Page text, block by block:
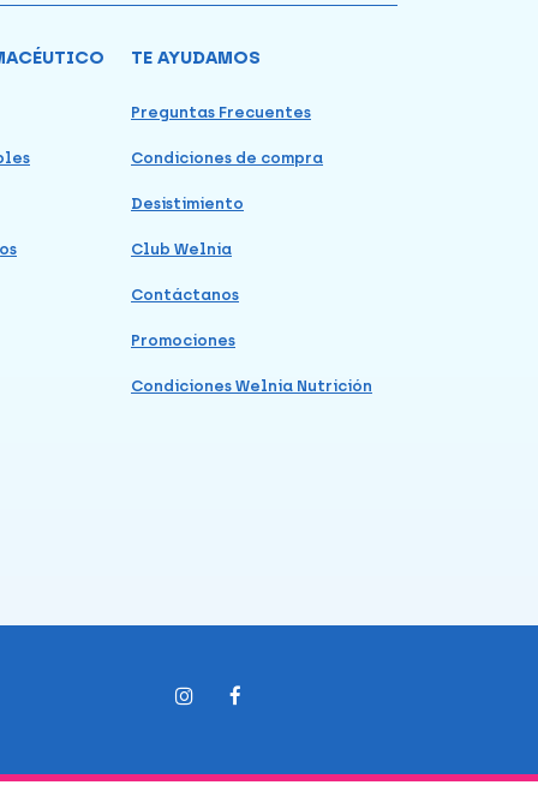
TE AYUDAMOS
Preguntas Frecuentes
Condiciones de compra
Desistimiento
Club Welnia
Contáctanos
Promociones
Condiciones Welnia Nutrición